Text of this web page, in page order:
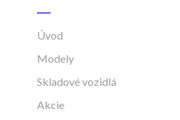
Úvod
Modely
Skladové vozidlá
Akcie